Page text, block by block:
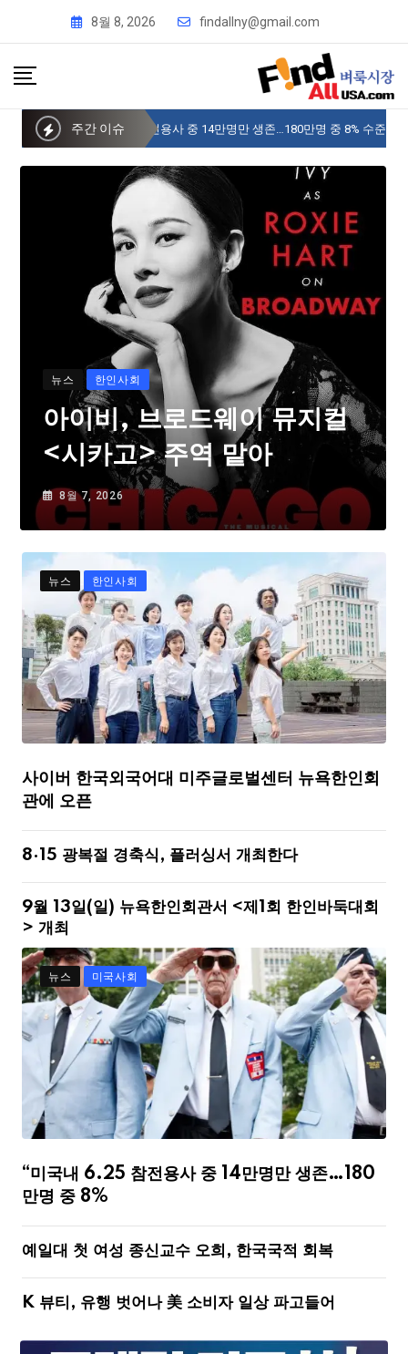
8월 8, 2026 findallny@gmail.com
주간 이슈 사이버 한국외국어대 미주글로벌센터 뉴욕
뉴스 한인사회
아이비, 브로드웨이 뮤지컬
<시카고> 주역 맡아
8월 7, 2026
뉴스 한인사회
사이버 한국외국어대 미주글로벌센터 뉴욕한인회
관에 오픈
8·15 광복절 경축식, 플러싱서 개최한다
9월 13일(일) 뉴욕한인회관서 <제1회 한인바둑대회
> 개최
뉴스 미국사회
“미국내 6.25 참전용사 중 14만명만 생존…180
만명 중 8%
예일대 첫 여성 종신교수 오희, 한국국적 회복
K 뷰티, 유행 벗어나 美 소비자 일상 파고들어